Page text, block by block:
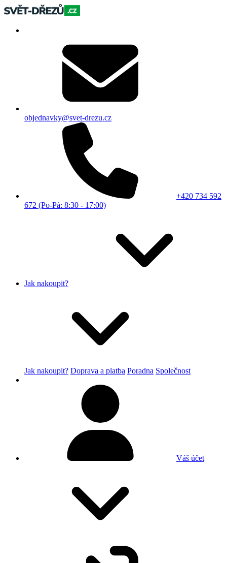
objednavky@svet-drezu.cz
+420 734 592
672 (Po-Pá: 8:30 - 17:00)
Jak nakoupit?
Jak nakoupit? Doprava a platba Poradna Společnost
Váš účet